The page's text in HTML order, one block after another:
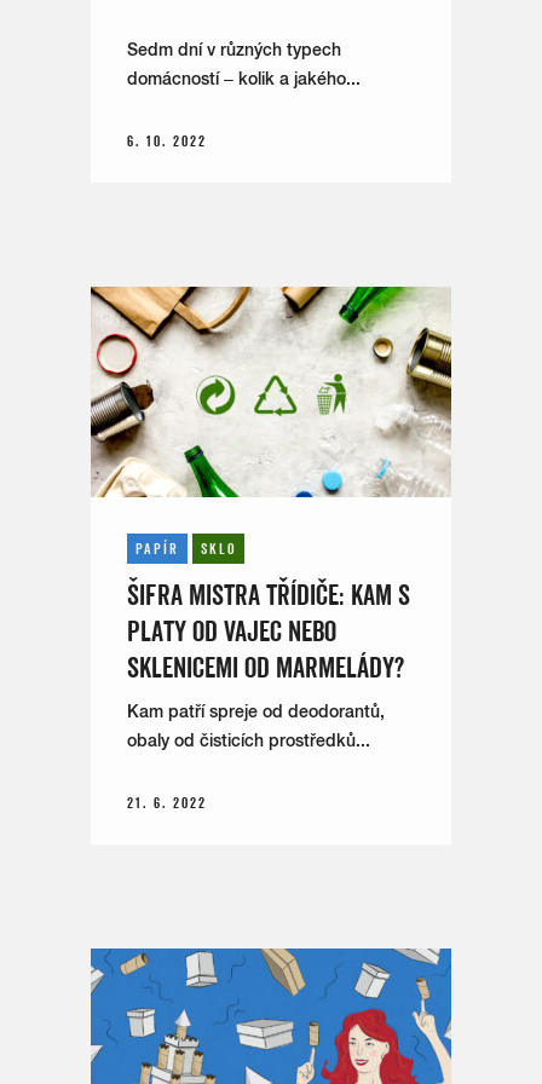
Sedm dní v různých typech
domácností – kolik a jakého...
6. 10. 2022
PAPÍR SKLO
ŠIFRA MISTRA TŘÍDIČE: KAM S
PLATY OD VAJEC NEBO
SKLENICEMI OD MARMELÁDY?
Kam patří spreje od deodorantů,
obaly od čisticích prostředků...
21. 6. 2022